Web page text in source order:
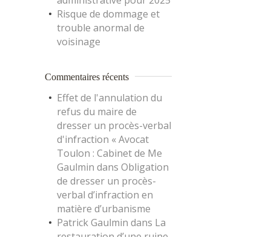
Risque de dommage et
trouble anormal de
voisinage
Commentaires récents
Effet de l'annulation du
refus du maire de
dresser un procès-verbal
d'infraction « Avocat
Toulon : Cabinet de Me
Gaulmin dans Obligation
de dresser un procès-
verbal d’infraction en
matière d’urbanisme
Patrick Gaulmin dans La